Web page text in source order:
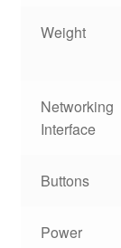
Weight
Networking
Interface
Buttons
Power